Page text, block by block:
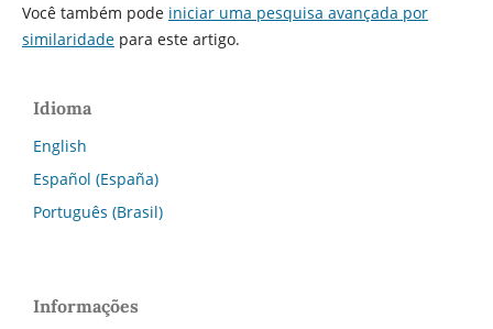
Você também pode iniciar uma pesquisa avançada por
similaridadepara este artigo.
Idioma
English
Español (España)
Português (Brasil)
Informações